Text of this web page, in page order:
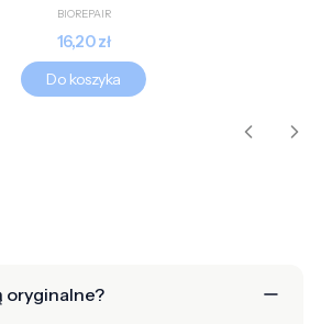
BIOREPAIR
Cena
16,20 zł
Do koszyka
oryginalne?